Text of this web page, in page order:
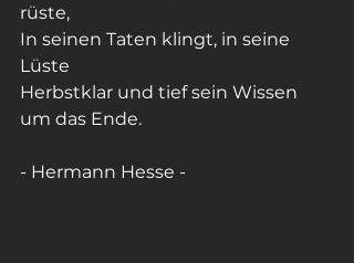
rüste,
In seinen Taten klingt, in seine
Lüste
Herbstklar und tief sein Wissen
um das Ende.
- Hermann Hesse -